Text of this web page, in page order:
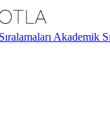
Akademik